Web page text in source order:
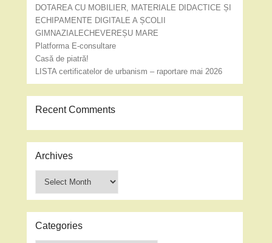
DOTAREA CU MOBILIER, MATERIALE DIDACTICE ȘI
ECHIPAMENTE DIGITALE A ȘCOLII
GIMNAZIALECHEVEREȘU MARE
Platforma E-consultare
Casă de piatră!
LISTA certificatelor de urbanism – raportare mai 2026
Recent Comments
Archives
Categories